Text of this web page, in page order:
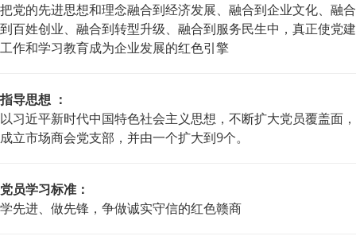
把党的先进思想和理念融合到经济发展、融合到企业文化、融合
到百姓创业、融合到转型升级、融合到服务民生中，真正使党建
工作和学习教育成为企业发展的红色引擎
指导思想 ：
以习近平新时代中国特色社会主义思想，不断扩大党员覆盖面，
成立市场商会党支部，并由一个扩大到9个。
党员学习标准：
学先进、做先锋，争做诚实守信的红色赣商